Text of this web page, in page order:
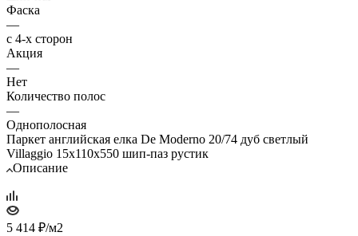
Фаска
—
с 4-х сторон
Акция
—
Нет
Количество полос
—
Однополосная
Паркет английская елка De Moderno 20/74 дуб светлый
Villaggio 15х110х550 шип-паз рустик
Описание
5 414 ₽/м2